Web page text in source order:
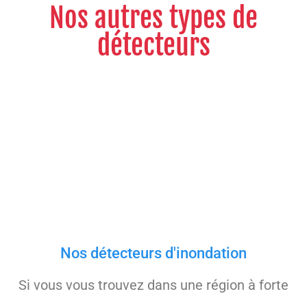
Nos autres types de
détecteurs
Nos détecteurs d'inondation
Si vous vous trouvez dans une région à forte